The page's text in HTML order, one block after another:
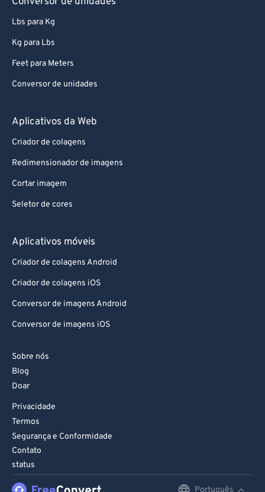
Lbs para Kg
Kg para Lbs
Feet para Meters
Conversor de unidades
Aplicativos da Web
Criador de colagens
Redimensionador de imagens
Cortar imagem
Seletor de cores
Aplicativos móveis
Criador de colagens Android
Criador de colagens iOS
Conversor de imagens Android
Conversor de imagens iOS
Sobre nós
Blog
Doar
Privacidade
Termos
Segurança e Conformidade
Contato
status
Português